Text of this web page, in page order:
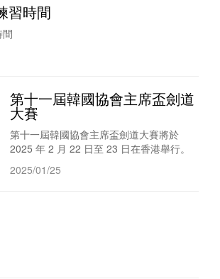
習時間
第十一屆韓國協會主席盃劍道
大賽
第十一屆韓國協會主席盃劍道大賽將於
2025 年 2 月 22 日至 23 日在香港舉行。
2025/01/25